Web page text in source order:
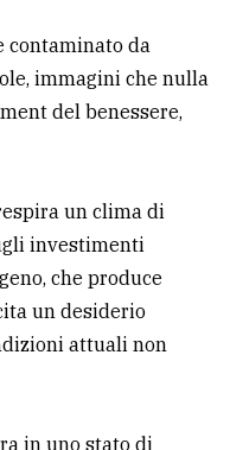
contaminato da
immagini che nulla
del benessere,
un clima di
investimenti
che produce
un desiderio
attuali non
in uno stato di